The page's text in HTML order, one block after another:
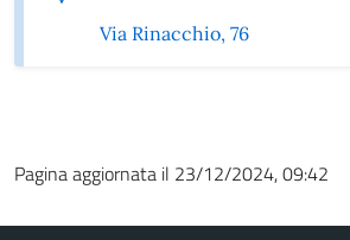
Via Rinacchio, 76
Pagina aggiornata il 23/12/2024, 09:42